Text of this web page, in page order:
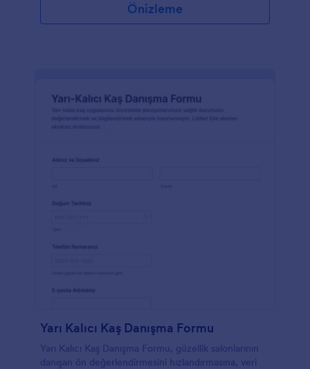
Önizleme
Yarı Kalıcı Kaş Danışma Formu
Yarı Kalıcı Kaş Danışma Formu, güzellik salonlarının
danışan ön değerlendirmesini hızlandırmasına, veri